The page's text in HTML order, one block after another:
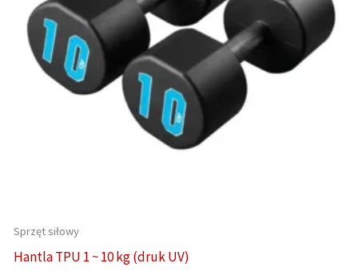
Sprzęt siłowy
Hantla TPU 1 ~ 10 kg (druk UV)